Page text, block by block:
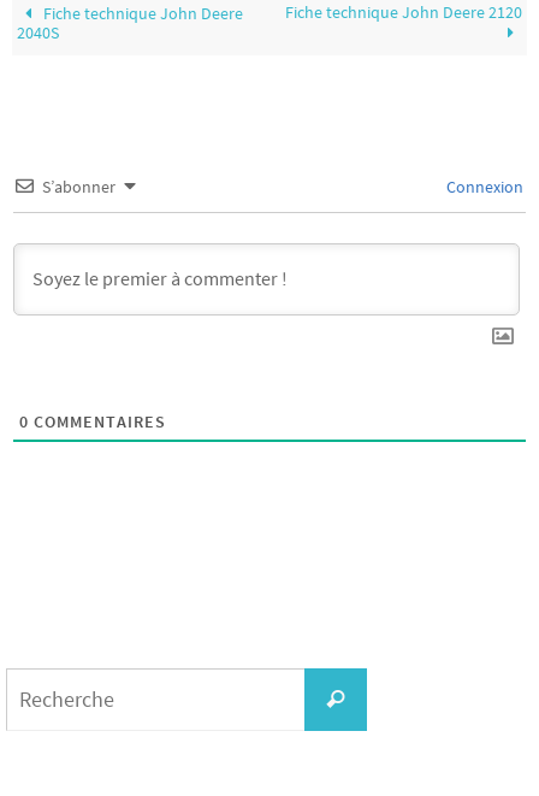
Fiche technique John Deere
2040S
Fiche technique John Deere 2120
S’abonner Connexion
0 COMMENTAIRES
Recherche